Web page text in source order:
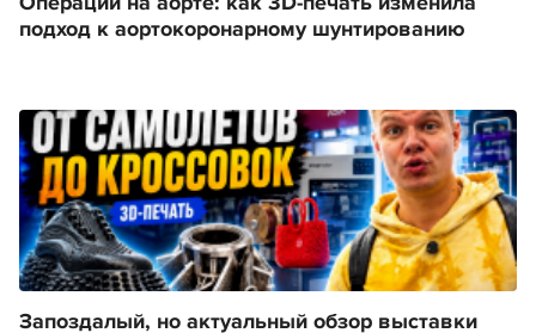
подход к аортокоронарному шунтированию
Запоздалый, но актуальный обзор выставки